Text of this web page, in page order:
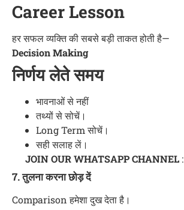
Career Lesson
हर सफल व्यक्ति की सबसे बड़ी ताकत होती है—
Decision Making
निर्णय लेते समय
भावनाओं से नहीं
तथ्यों से सोचें।
Long Term सोचें।
सही सलाह लें।
JOIN OUR WHATSAPP CHANNEL:
7. तुलना करना छोड़ दें
Comparison हमेशा दुख देता है।